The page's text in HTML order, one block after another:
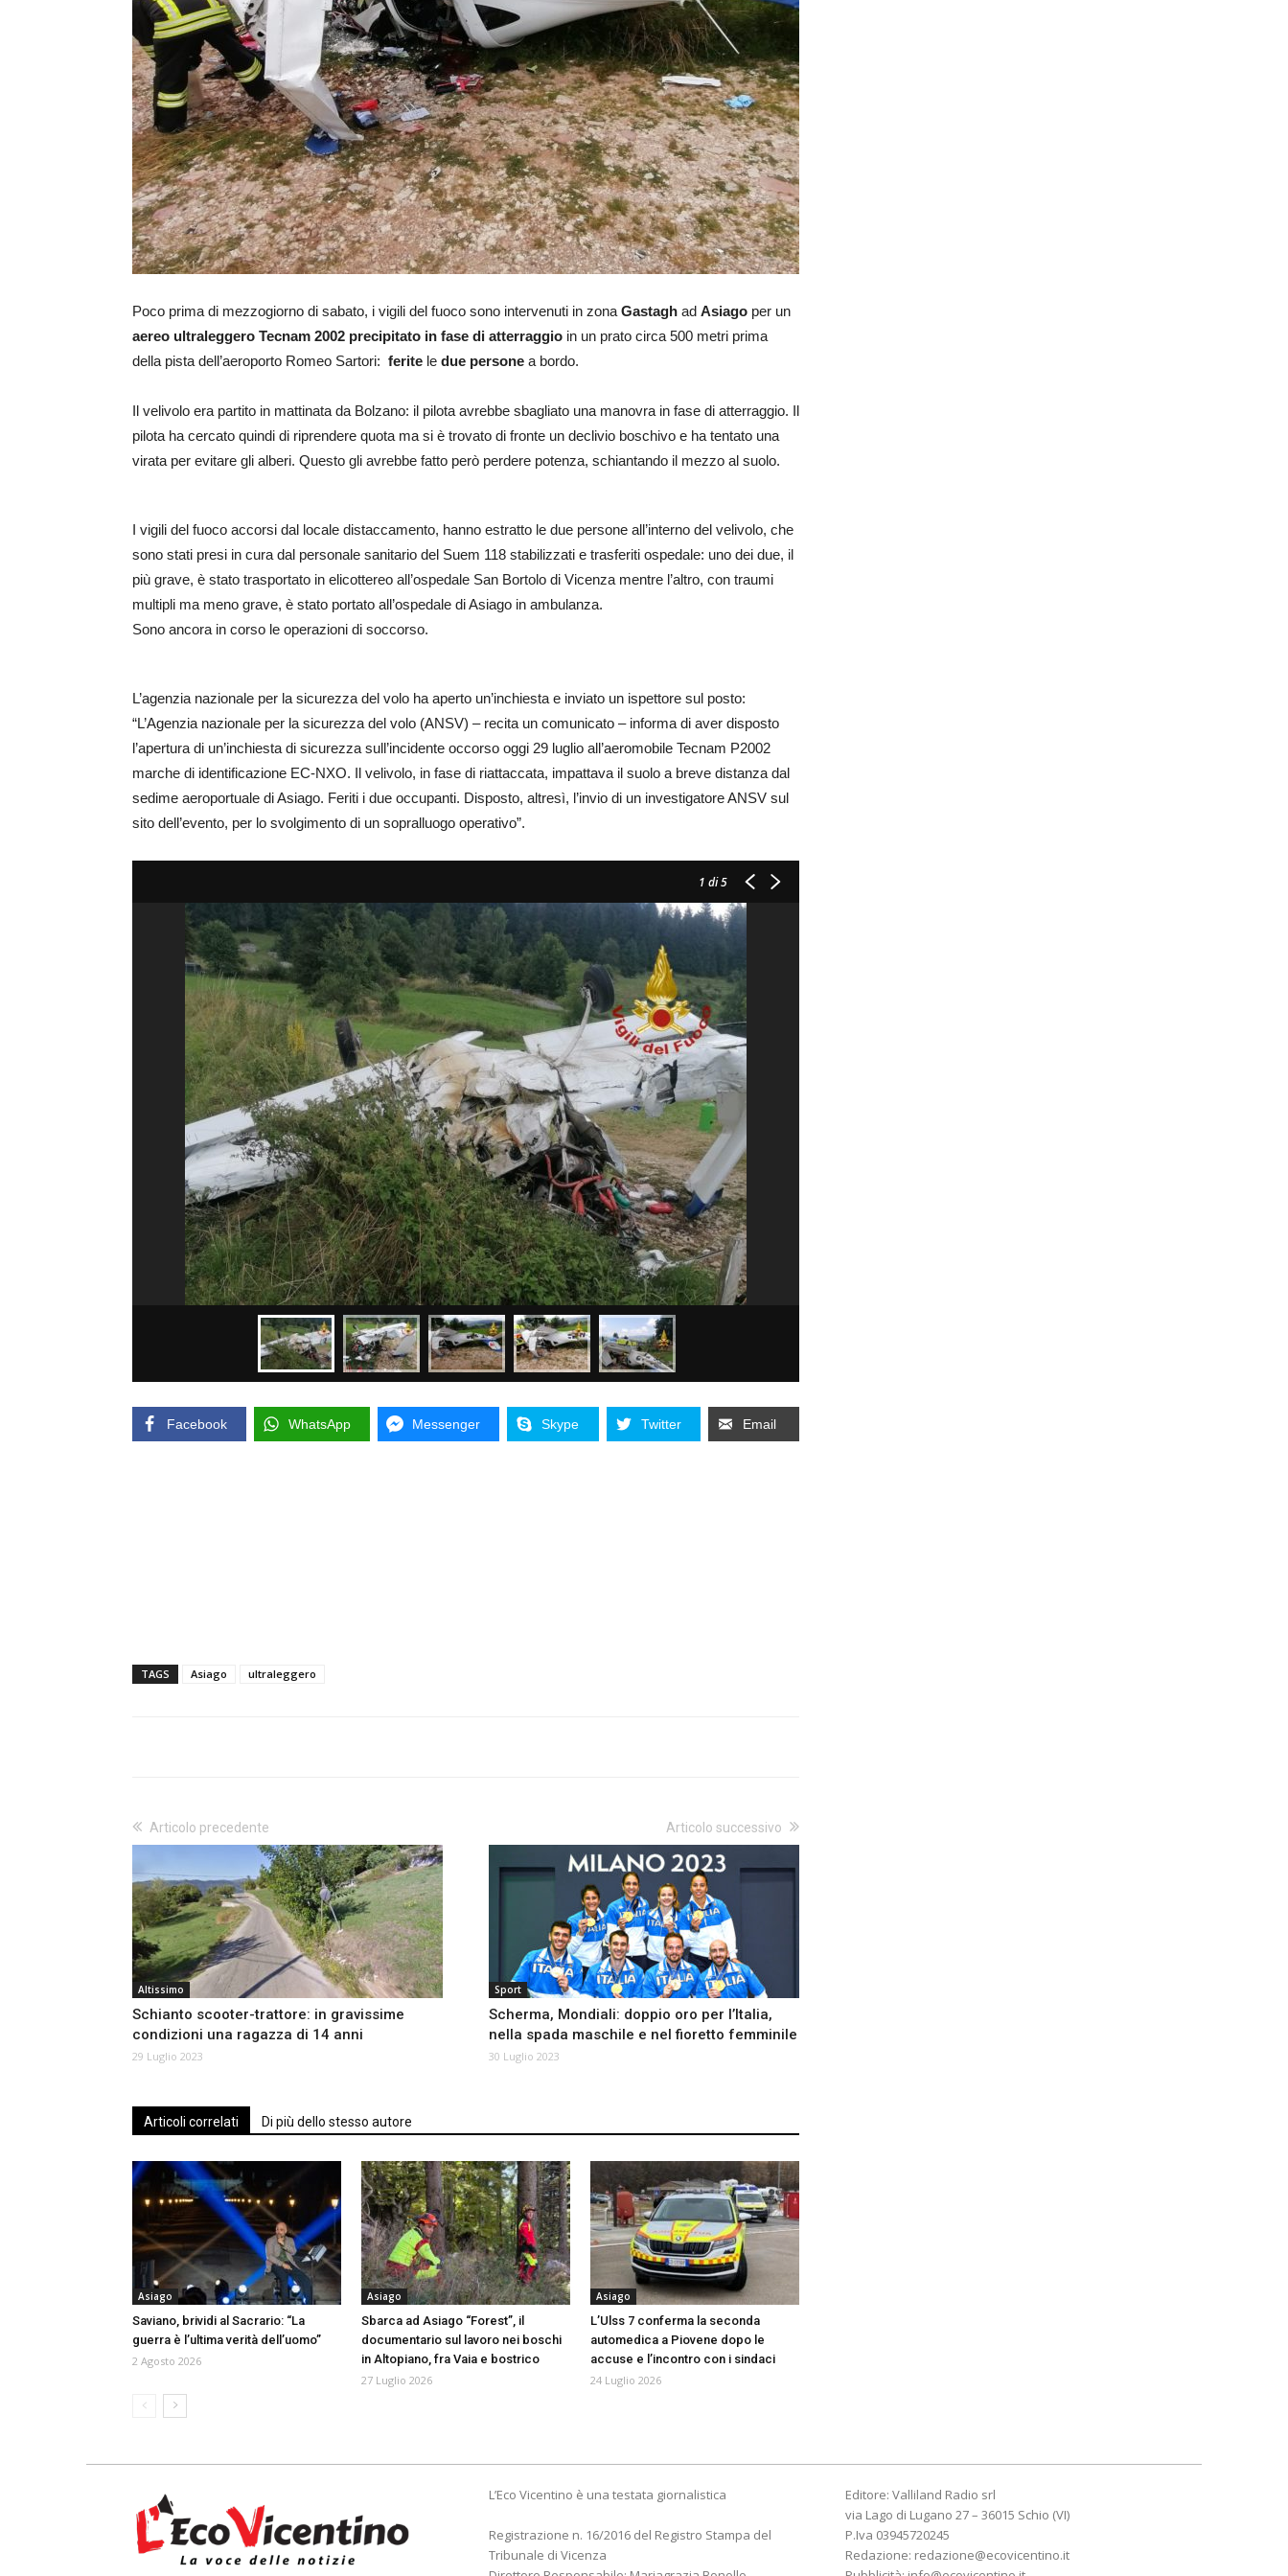
Poco prima di mezzogiorno di sabato, i vigili del fuoco sono intervenuti in zona Gastagh ad Asiago per un
aereo ultraleggero Tecnam 2002 precipitato in fase di atterraggio in un prato circa 500 metri prima
della pista dell’aeroporto Romeo Sartori: ferite le due persone a bordo.
Il velivolo era partito in mattinata da Bolzano: il pilota avrebbe sbagliato una manovra in fase di atterraggio. Il
pilota ha cercato quindi di riprendere quota ma si è trovato di fronte un declivio boschivo e ha tentato una
virata per evitare gli alberi. Questo gli avrebbe fatto però perdere potenza, schiantando il mezzo al suolo.
I vigili del fuoco accorsi dal locale distaccamento, hanno estratto le due persone all’interno del velivolo, che
sono stati presi in cura dal personale sanitario del Suem 118 stabilizzati e trasferiti ospedale: uno dei due, il
più grave, è stato trasportato in elicottereo all’ospedale San Bortolo di Vicenza mentre l’altro, con traumi
multipli ma meno grave, è stato portato all’ospedale di Asiago in ambulanza.
Sono ancora in corso le operazioni di soccorso.
L’agenzia nazionale per la sicurezza del volo ha aperto un’inchiesta e inviato un ispettore sul posto:
“L’Agenzia nazionale per la sicurezza del volo (ANSV) – recita un comunicato – informa di aver disposto
l’apertura di un’inchiesta di sicurezza sull’incidente occorso oggi 29 luglio all’aeromobile Tecnam P2002
marche di identificazione EC-NXO. Il velivolo, in fase di riattaccata, impattava il suolo a breve distanza dal
sedime aeroportuale di Asiago. Feriti i due occupanti. Disposto, altresì, l’invio di un investigatore ANSV sul
sito dell’evento, per lo svolgimento di un sopralluogo operativo”.
1 di 5
Facebook WhatsApp Messenger Skype Twitter Email
TAGS Asiago ultraleggero
Articolo precedente
Altissimo
Schianto scooter-trattore: in gravissime
condizioni una ragazza di 14 anni
29 Luglio 2023
Articolo successivo
Sport
Scherma, Mondiali: doppio oro per l’Italia,
nella spada maschile e nel fioretto femminile
30 Luglio 2023
Articoli correlati Di più dello stesso autore
Asiago
Saviano, brividi al Sacrario: “La
guerra è l’ultima verità dell’uomo”
2 Agosto 2026
Asiago
Sbarca ad Asiago “Forest”, il
documentario sul lavoro nei boschi
in Altopiano, fra Vaia e bostrico
27 Luglio 2026
Asiago
L’Ulss 7 conferma la seconda
automedica a Piovene dopo le
accuse e l’incontro con i sindaci
24 Luglio 2026
L’Eco Vicentino è una testata giornalistica
Registrazione n. 16/2016 del Registro Stampa del
Tribunale di Vicenza
Editore: Valliland Radio srl
via Lago di Lugano 27 – 36015 Schio (VI)
P.Iva 03945720245
Redazione: redazione@ecovicentino.it